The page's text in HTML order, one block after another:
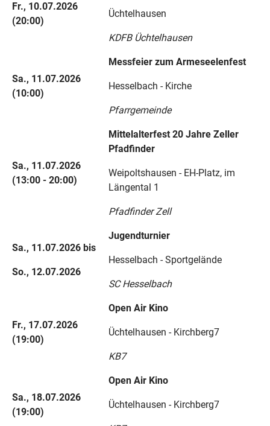
Fr., 10.07.2026
(20:00)
Üchtelhausen
KDFB Üchtelhausen
Sa., 11.07.2026
(10:00)
Messfeier zum Armeseelenfest
Hesselbach - Kirche
Pfarrgemeinde
Sa., 11.07.2026
(13:00 - 20:00)
Mittelalterfest 20 Jahre Zeller
Pfadfinder
Weipoltshausen - EH-Platz, im
Längental 1
Pfadfinder Zell
Sa., 11.07.2026 bis
So., 12.07.2026
Jugendturnier
Hesselbach - Sportgelände
SC Hesselbach
Fr., 17.07.2026
(19:00)
Open Air Kino
Üchtelhausen - Kirchberg7
KB7
Sa., 18.07.2026
(19:00)
Open Air Kino
Üchtelhausen - Kirchberg7